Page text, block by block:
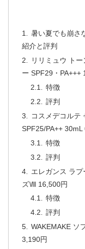
暑い夏でも崩さ
紹介と評判
リリミュウ ト
ー SPF29・PA+++
特徴
評判
コスメデコルテ
SPF25/PA++ 30mL
特徴
評判
エレガンス ラ
ズⅧ 16,500円
特徴
評判
WAKEMAKE ソ
3,190円